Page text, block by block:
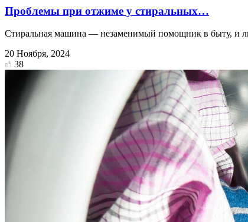
Проблемы при отжиме у стиральных…
Стиральная машина — незаменимый помощник в быту, и
20 Ноября, 2024
38